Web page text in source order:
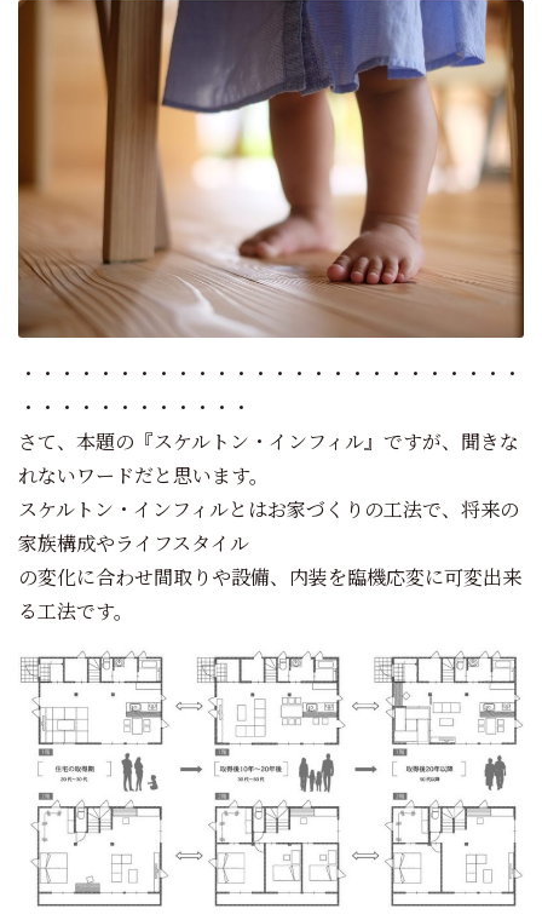
・・・・・・・・・・・・・・・・・・・・・・・・・・
・・・・・・・・・・・・
さて、本題の『スケルトン・インフィル』ですが、聞きな
れないワードだと思います。
スケルトン・インフィルとはお家づくりの工法で、将来の
家族構成やライフスタイル
の変化に合わせ間取りや設備、内装を臨機応変に可変出来
る工法です。